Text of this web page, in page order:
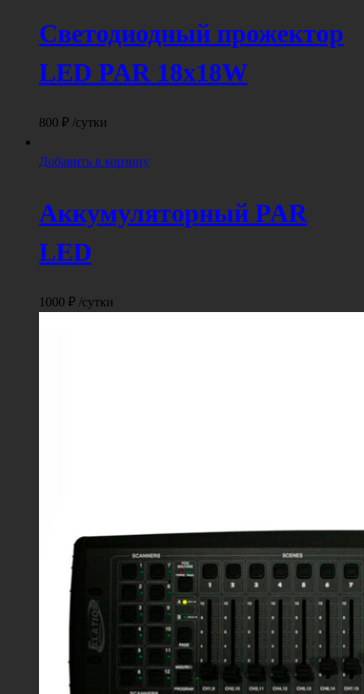
Светодиодный прожектор
LED PAR 18x18W
800 ₽ /сутки
Добавить в корзину
Аккумуляторный PAR
LED
1000 ₽ /сутки